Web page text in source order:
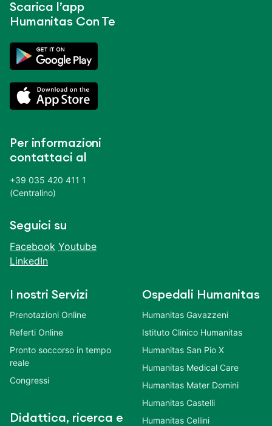
Scarica l’app
Humanitas Con Te
Per informazioni
contattaci al
+39 035 420 411 1
(Centralino)
Seguici su
Facebook Youtube
LinkedIn
I nostri Servizi
Prenotazioni Online
Referti Online
Pronto soccorso in tempo
reale
Congressi
Didattica, ricerca e
Ospedali Humanitas
Humanitas Gavazzeni
Istituto Clinico Humanitas
Humanitas San Pio X
Humanitas Medical Care
Humanitas Mater Domini
Humanitas Castelli
Humanitas Cellini